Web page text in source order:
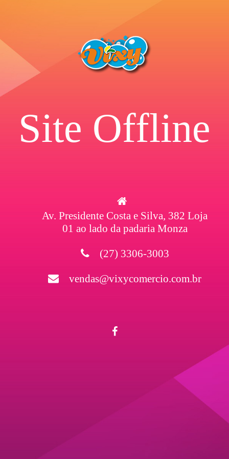
Site Offline
Av. Presidente Costa e Silva, 382 Loja
01 ao lado da padaria Monza
(27) 3306-3003
vendas@vixycomercio.com.br